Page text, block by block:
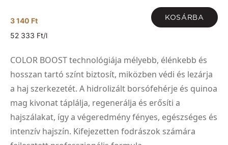
3 140 Ft KOSÁRBA
52 333 Ft/l
COLOR BOOST technológiája mélyebb, élénkebb és
hosszan tartó színt biztosít, miközben védi és lezárja
a haj szerkezetét. A hidrolizált borsófehérje és quinoa
mag kivonat táplálja, regenerálja és erősíti a
hajszálakat, így a végeredmény fényes, egészséges és
intenzív hajszín. Kifejezetten fodrászok számára